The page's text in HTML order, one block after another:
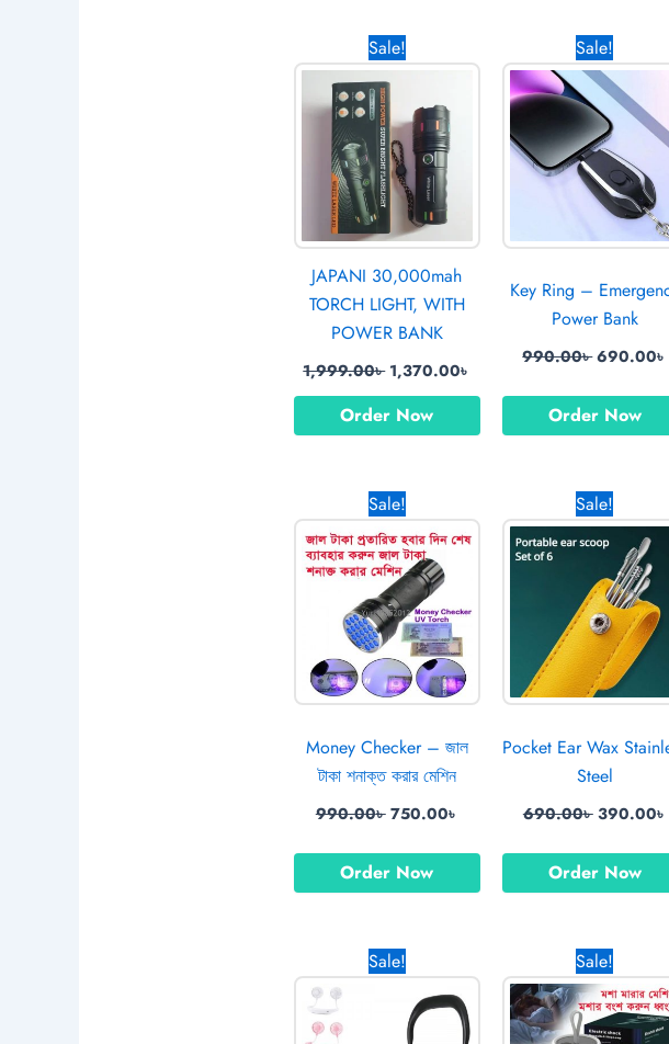
Sale!
JAPANI 30,000mah
TORCH LIGHT, WITH
POWER BANK
1,999.00৳
Original
price
was:
1,999.00৳ .
1,370.00৳
price
1,370.00৳ .
Order Now
Sale!
Key Ring –
Power Bank
990.00৳
Original
price
was:
990.00৳ .
690.00৳
Order Now
Sale!
Money Checker – জাল
টাকা শনাক্ত করার মেশিন
990.00৳
Original
price
was:
990.00৳ .
750.00৳
price
is:
750.00৳ .
Order Now
Sale!
Pocket Ear Wax
Steel
690.00৳
Original
price
was:
690.00৳ .
390.00৳
Order Now
Sale!Original
price
was:
1,190.00৳ .
price
990.00৳ .
Sale!Original
price
was: